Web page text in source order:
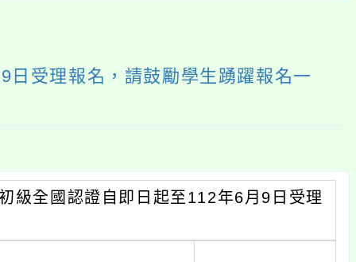
受理報名，請鼓勵學生踴躍報名一
級全國認證自即日起至112年6月9日受理